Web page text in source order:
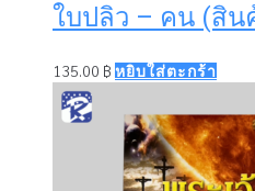
ใบปลิว – คน (สิน
135.00 ฿ หยิบใส่ตะกร้า